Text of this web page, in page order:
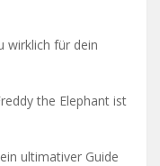
wirklich für dein
the Elephant ist
ultimativer Guide